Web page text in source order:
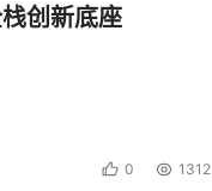
创新底座
0 1312